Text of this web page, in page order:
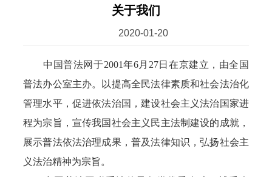
关于我们
2020-01-20
中国普法网于2001年6月27日在京建立，由全国
普法办公室主办。以提高全民法律素质和社会法治化
管理水平，促进依法治国，建设社会主义法治国家进
程为宗旨，宣传我国社会主义民主法制建设的成就，
展示普法依法治理成果，普及法律知识，弘扬社会主
义法治精神为宗旨。